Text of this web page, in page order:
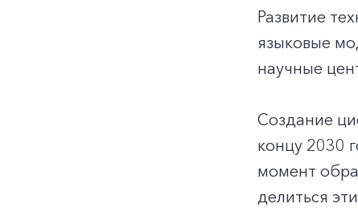
Развитие
языковые
научные
Создание
концу 2030
момент
делиться